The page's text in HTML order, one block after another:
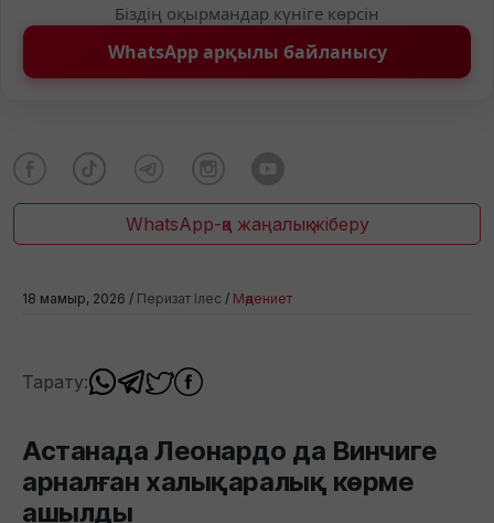
Біздің оқырмандар күніге көрсін
WhatsApp арқылы байланысу
WhatsApp-қа жаңалық жіберу
18 мамыр, 2026 / Перизат Ілес / Мәдениет
Тарату:
Астанада Леонардо да Винчиге
арналған халықаралық көрме
ашылды